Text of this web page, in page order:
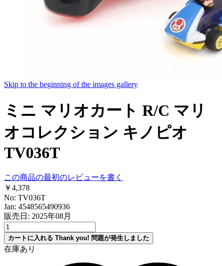
Skip to the beginning of the images gallery
ミニ マリオカート R/C マリ
オコレクション キノピオ
TV036T
この商品の最初のレビューを書く
￥4,378
No: TV036T
Jan: 4548565490936
販売日: 2025年08月
カートに入れる Thank you! 問題が発生しました
在庫あり